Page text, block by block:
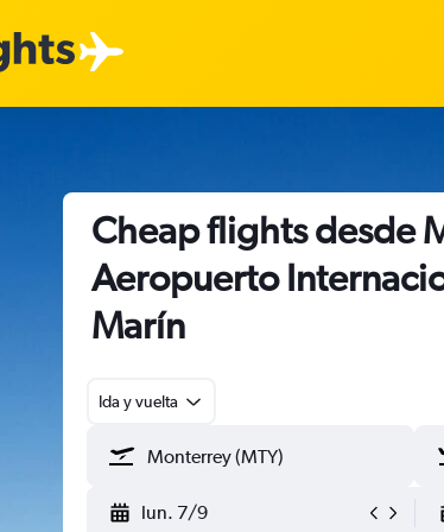
Cheap flights desde
Aeropuerto
Marín
Ida y vuelta
lun. 7/9